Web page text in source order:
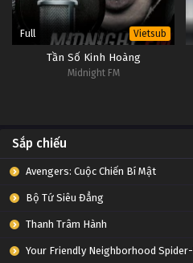
Full Vietsub
Tần Số Kinh Hoàng
Midnight FM
Sắp chiếu
Avengers: Cuộc Chiến Bí Mật
Bộ Tứ Siêu Đẳng
Thanh Trâm Hành
Your Friendly Neighborhood